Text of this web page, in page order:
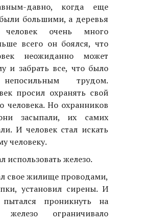
давно, когда еще
большими, а деревья
человек очень много
всего он боялся, что
неожиданно может
и забрать все, что было
трудом.
просил охранять свой
человека. Но охранников
засыпали, их самих
И человек стал искать
человеку.
использовать железо.
свое жилище проводами,
установил сирены. И
проникнуть на
железо ограничивало